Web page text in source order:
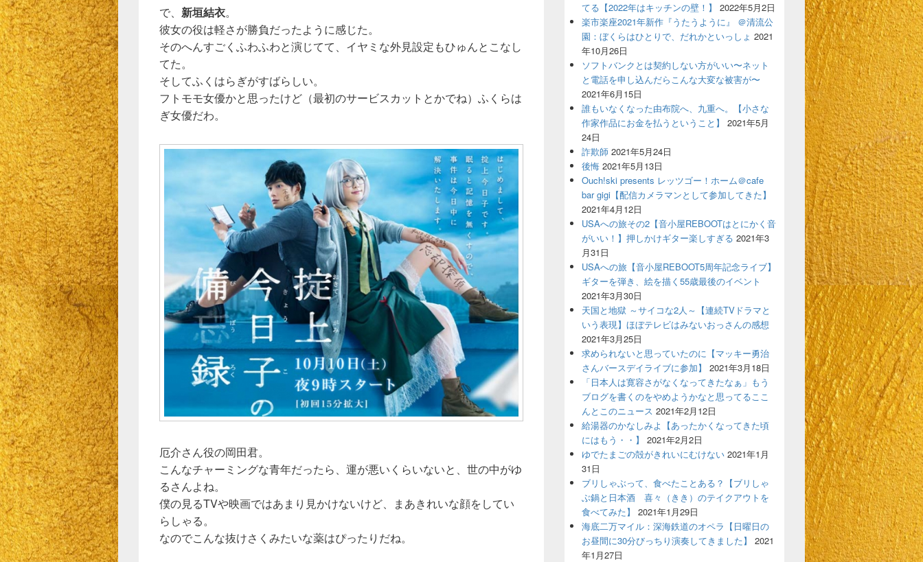
で、 新垣結衣。
彼女の役は軽さが勝負だったように感じた。
そのへんすごくふわふわと演じてて、イヤミな外見設定もひゅんとこなし
てた。
そしてふくはらぎがすばらしい。
フトモモ女優かと思ったけど（最初のサービスカットとかでね）ふくらは
ぎ女優だわ。
厄介さん役の岡田君。
こんなチャーミングな青年だったら、運が悪いくらいないと、世の中がゆ
るさんよね。
僕の見るTVや映画ではあまり見かけないけど、まあきれいな顔をしてい
らしゃる。
なのでこんな抜けさくみたいな薬はぴったりだね。
てる【2022年はキッチンの壁！】
2022年5月2日
楽市楽座2021年新作『うたうように』 ＠清流公
園：ぼくらはひとりで、だれかといっしょ 2021
年10月26日
ソフトバンクとは契約しない方がいい〜ネット
と電話を申し込んだらこんな大変な被害が〜
2021年6月15日
誰もいなくなった由布院へ、九重へ。【小さな
作家作品にお金を払うということ】
2021年5月
24日
詐欺師 2021年5月24日
後悔 2021年5月13日
Ouch!ski presents レッツゴー！ホーム＠cafe
bar gigi【配信カメラマンとして参加してきた】
2021年4月12日
USAへの旅その2【音小屋REBOOTはとにかく音
がいい！】押しかけギター楽しすぎる 2021年3
月31日
USAへの旅【音小屋REBOOT5周年記念ライブ】
ギターを弾き、絵を描く55歳最後のイベント
2021年3月30日
天国と地獄 ～サイコな2人～【連続TVドラマと
いう表現】ほぼテレビはみないおっさんの感想
2021年3月25日
求められないと思っていたのに【マッキー勇治
さんバースデイライブに参加】
2021年3月18日
「日本人は寛容さがなくなってきたなぁ」もう
ブログを書くのをやめようかなと思ってるここ
んとこのニュース 2021年2月12日
給湯器のかなしみよ【あったかくなってきた頃
にはもう・・】
2021年2月2日
ゆでたまごの殻がきれいにむけない 2021年1月
31日
ブリしゃぶって、食べたことある？【ブリしゃ
ぶ鍋と日本酒 喜々（きき）のテイクアウトを
食べてみた】
2021年1月29日
海底二万マイル：深海鉄道のオペラ【日曜日の
お昼間に30分びっちり演奏してきました】
2021
年1月27日